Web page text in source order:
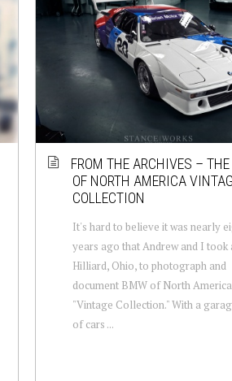
FROM THE ARCHIVES –
OF NORTH AMERICA
COLLECTION
It's hard to believe it was nearly
years ago that Andrew and I took
Hilliard, Ohio, to photograph and
document BMW of North
"Vintage Collection." With a
of cars ...